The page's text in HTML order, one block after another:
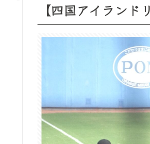
【四国アイラン